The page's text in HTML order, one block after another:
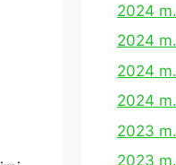
2024
2024
2024
2024
2023
2023